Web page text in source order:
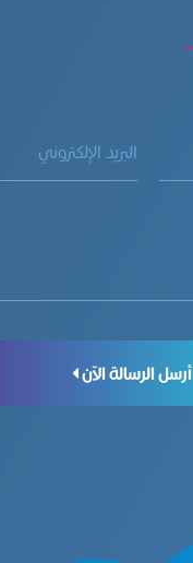
أرسل الرسالة الآن